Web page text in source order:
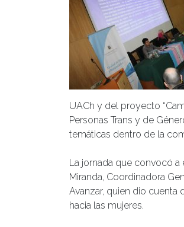
UACh y del proyecto
Personas Trans y de
temáticas dentro de la
La jornada que convocó
Miranda, Coordinadora
Avanzar, quien dio cuenta
hacia las mujeres.